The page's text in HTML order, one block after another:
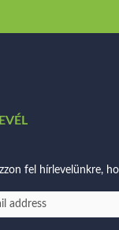
fel hírlevelünkre,